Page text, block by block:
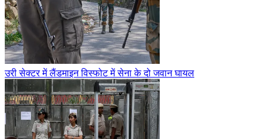
उरी सेक्टर में लैंडमाइन विस्फोट में सेना के दो जवान घायल